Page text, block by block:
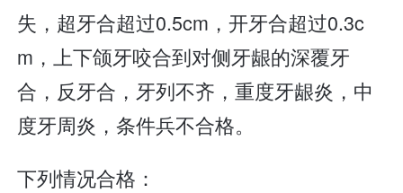
失，超牙合超过0.5cm，开牙合超过0.3c
m，上下颌牙咬合到对侧牙龈的深覆牙
合，反牙合，牙列不齐，重度牙龈炎，中
度牙周炎，条件兵不合格。
下列情况合格：